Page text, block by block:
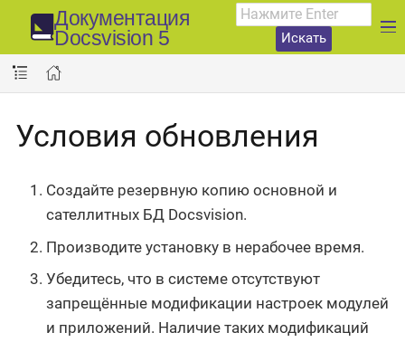
Документация
Docsvision 5
Искать
Условия обновления
Создайте резервную копию основной и
сателлитных БД Docsvision.
Производите установку в нерабочее время.
Убедитесь, что в системе отсутствуют
запрещённые модификации настроек модулей
и приложений. Наличие таких модификаций